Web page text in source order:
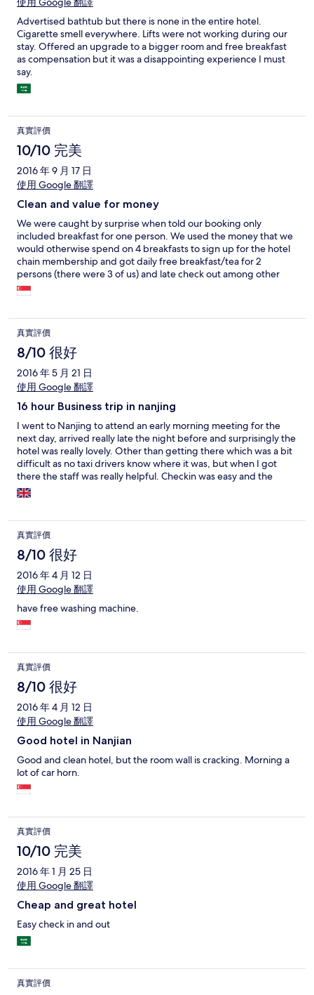
Advertised bathtub but there is none in the entire hotel.
Cigarette smell everywhere. Lifts were not working during our
stay. Offered an upgrade to a bigger room and free breakfast
as compensation but it was a disappointing experience I must
say.
真實評價
10/10 完美
2016 年 9 月 17 日
使用 Google 翻譯
Clean and value for money
We were caught by surprise when told our booking only
included breakfast for one person. We used the money that we
would otherwise spend on 4 breakfasts to sign up for the hotel
chain membership and got daily free breakfast/tea for 2
persons (there were 3 of us) and late check out among other
membership privileges. Buffet breakfast was ok and almost the
same for the 4 days we ate there. Mainly local Chinese food with
floor facing a small park and it was quiet with double layers of
windows. Ours was a twin room but one bed was bigger than
the other and could sleep 3 persons. Everything was good
except that there was no refrigerator. Train station was nearby.
Access to Xuanwu Men was about 15 minutes away on foot.
真實評價
8/10 很好
2016 年 5 月 21 日
使用 Google 翻譯
16 hour Business trip in nanjing
I went to Nanjing to attend an early morning meeting for the
next day, arrived really late the night before and surprisingly the
hotel was really lovely. Other than getting there which was a bit
difficult as no taxi drivers know where it was, but when I got
there the staff was really helpful. Checkin was easy and the
room is really nicely decorated. Very modern and comfy. Wifi
works just fine, I was on Voice call for an hour and the quality was
staff was really nice to allow me to checkout at 2pm, it worked
out all good and I took the 3 pm train and left, my time in
Nanjing was only 16 hours but thanks to this hotel my experience
was really good.
真實評價
8/10 很好
2016 年 4 月 12 日
使用 Google 翻譯
have free washing machine.
真實評價
8/10 很好
2016 年 4 月 12 日
使用 Google 翻譯
Good hotel in Nanjian
Good and clean hotel, but the room wall is cracking. Morning a
lot of car horn.
真實評價
10/10 完美
2016 年 1 月 25 日
使用 Google 翻譯
Cheap and great hotel
Easy check in and out
真實評價